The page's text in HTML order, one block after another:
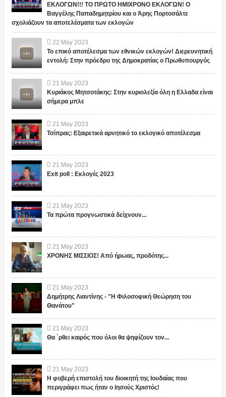
ΕΚΛΟΓΩΝ!!! ΤΟ ΠΡΩΤΟ ΗΜΙΧΡΟΝΟ ΕΚΛΟΓΩΝ! Ο
Βαγγέλης Παπαδημητρίου και ο Άρης Πορτοσάλτε
σχολιάζουν τα αποτελέσματα των εκλογών
22 May 2023
Το επικό αποτέλεσμα των εθνικών εκλογών! Διερευνητική
εντολή: Στην πρόεδρο της Δημοκρατίας ο Πρωθυπουργός
21 May 2023
Κυριάκος Μητσοτάκης: Στην κυριολεξία όλη η Ελλαδα είναι
σήμερα μπλε
21 May 2023
Τσίπρας: Εξαιρετικά αρνητικό το εκλογικό αποτέλεσμα
21 May 2023
Exit poll : Εκλογές 2023
21 May 2023
Τα πρώτα προγνωστικά δείχνουν...
21 May 2023
ΧΡΟΝΗΣ ΜΙΣΣΙΟΣ! Από ήρωας, προδότης...
21 May 2023
Δημήτρης Λιαντίνης - "Η Φιλοσοφική Θεώρηση του
Θανάτου"
21 May 2023
Θα ΄ρθει καιρός που όλοι θα ψηφίζουν τον...
21 May 2023
Η φοβερή επιστολή του διοικητή της Ιουδαίας που
περιγράφει πως ήταν ο Ιησούς Χριστός!